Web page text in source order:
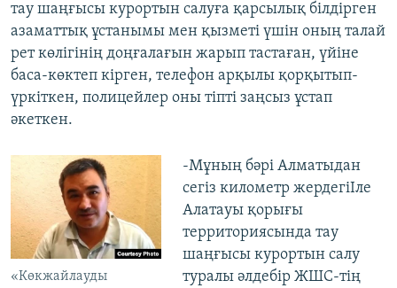
тау шаңғысы курортын салуға қарсылық білдірген
азаматтық ұстанымы мен қызметі үшін оның талай
рет көлігінің доңғалағын жарып тастаған, үйіне
баса-көктеп кірген, телефон арқылы қорқытып-
үркіткен, полицейлер оны тіпті заңсыз ұстап
әкеткен.
«Көкжайлауды
-Мұның бәрі Алматыдан
сегіз километр жердегіІле
Алатауы қорығы
территориясында тау
шаңғысы курортын салу
туралы әлдебір ЖШС-тің